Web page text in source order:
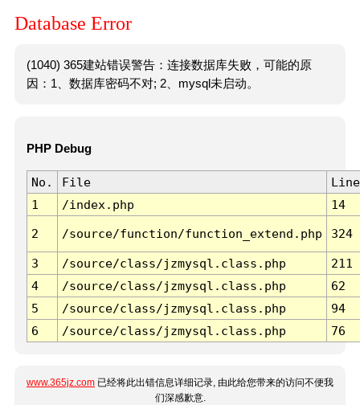
Database Error
(1040) 365建站错误警告：连接数据库失败，可能的原
因：1、数据库密码不对; 2、mysql未启动。
PHP Debug
No. File
Line
1
/index.php 14
2 /source/function/function_extend.php 324
3 /source/class/jzmysql.class.php
211
4
/source/class/jzmysql.class.php
62
5
/source/class/jzmysql.class.php
94
6
/source/class/jzmysql.class.php 76
www.365jz.com 已经将此出错信息详细记录, 由此给您带来的访问不便我
们深感歉意.